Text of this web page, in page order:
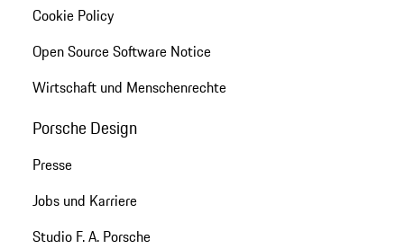
Cookie Policy
Open Source Software Notice
Wirtschaft und Menschenrechte
Porsche Design
Presse
Jobs und Karriere
Studio F. A. Porsche